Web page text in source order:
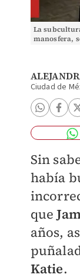
La
manosfera,
Ciudad de
Sin
había
que
años,
Katie.